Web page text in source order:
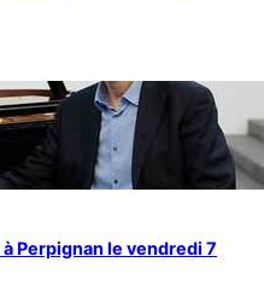
Perpignan le vendredi 7